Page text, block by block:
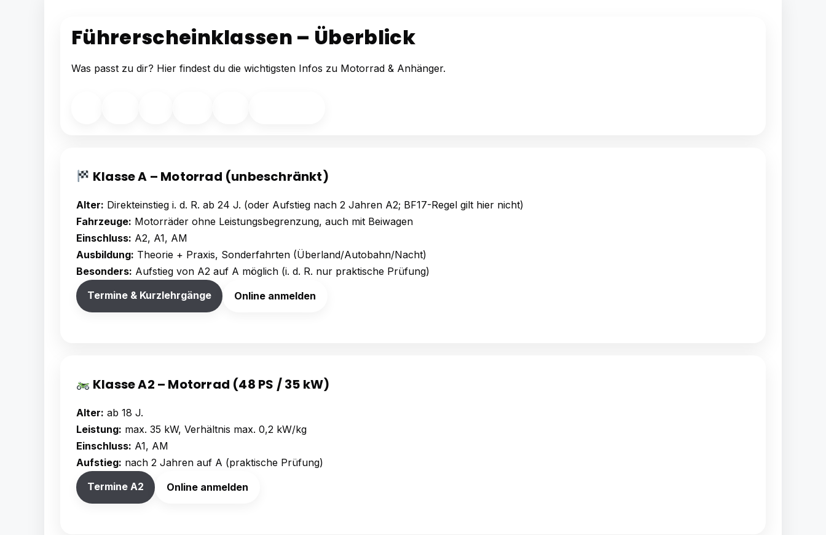
Führerscheinklassen – Überblick
Was passt zu dir? Hier findest du die wichtigsten Infos zu Motorrad & Anhänger.
Klasse A – Motorrad (unbeschränkt)
Alter: Direkteinstieg i. d. R. ab 24 J. (oder Aufstieg nach 2 Jahren A2; BF17-Regel gilt hier nicht)
Fahrzeuge: Motorräder ohne Leistungsbegrenzung, auch mit Beiwagen
Einschluss: A2, A1, AM
Ausbildung: Theorie + Praxis, Sonderfahrten (Überland/Autobahn/Nacht)
Besonders: Aufstieg von A2 auf A möglich (i. d. R. nur praktische Prüfung)
Termine & Kurzlehrgänge
Online anmelden
Klasse A2 – Motorrad (48 PS / 35 kW)
Alter: ab 18 J.
Leistung: max. 35 kW, Verhältnis max. 0,2 kW/kg
Einschluss: A1, AM
Aufstieg: nach 2 Jahren auf A (praktische Prüfung)
Termine A2
Online anmelden